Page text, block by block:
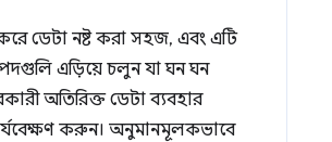
ডেটা নষ্ট করা সহজ, এবং এটি
এড়িয়ে চলুন যা ঘন ঘন
অতিরিক্ত ডেটা ব্যবহার
করুন। অনুমানমূলকভাবে